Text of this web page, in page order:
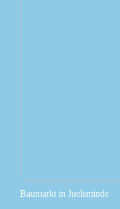
Baumarkt in Juelsminde